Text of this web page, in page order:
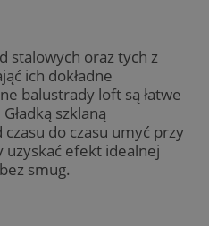
stalowych oraz tych z
ich dokładne
balustrady loft są łatwe
szklaną
do czasu umyć przy
uzyskać efekt idealnej
smug.